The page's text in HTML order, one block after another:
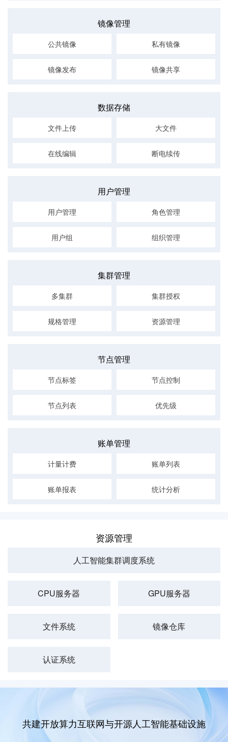
镜像管理
公共镜像 私有镜像
镜像发布 镜像共享
数据存储
文件上传 大文件
在线编辑 断电续传
用户管理
用户管理 角色管理
用户组 组织管理
集群管理
多集群 集群授权
规格管理 资源管理
节点管理
节点标签 节点控制
节点列表 优先级
账单管理
计量计费 账单列表
账单报表 统计分析
资源管理
人工智能集群调度系统
CPU服务器 GPU服务器
文件系统 镜像仓库
认证系统
共建开放算力互联网与开源人工智能基础设施